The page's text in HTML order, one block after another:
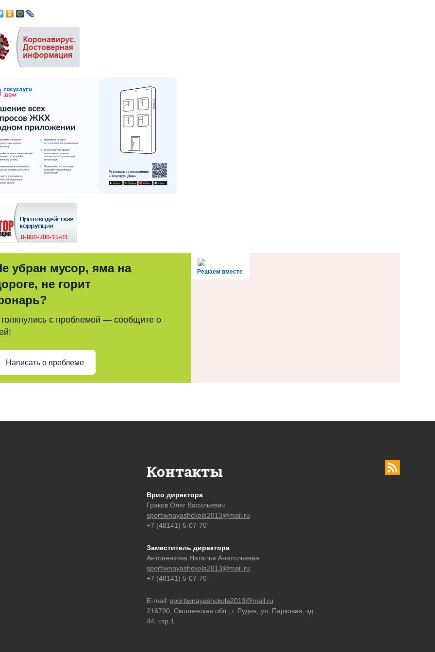
Решаем вместе
убран мусор, яма на
не горит
с проблемой — сообщите о
Написать о проблеме
Контакты
Врио директора
Граков Олег Васильевич
sportiwnayashckola2013@mail.ru
+7 (48141) 5-07-70
Заместитель директора
Антоненкова Наталья Анатольевна
sportiwnayashckola2013@mail.ru
+7 (48141) 5-07-70
E-mail:sportiwnayashckola2013@mail.ru
216790, Смоленская обл., г. Рудня, ул. Парковая, зд.
44, стр.1